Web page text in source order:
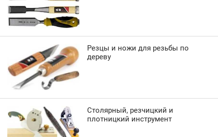
Резцы и ножи для резьбы по
дереву
Столярный, резчицкий и
плотницкий инструмент